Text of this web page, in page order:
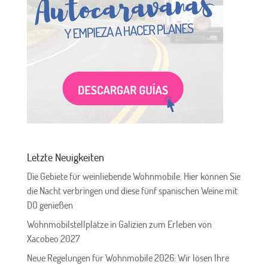
Letzte Neuigkeiten
Die Gebiete für weinliebende Wohnmobile. Hier können Sie
die Nacht verbringen und diese fünf spanischen Weine mit
DO genießen
Wohnmobilstellplätze in Galizien zum Erleben von
Xacobeo 2027
Neue Regelungen für Wohnmobile 2026: Wir lösen Ihre